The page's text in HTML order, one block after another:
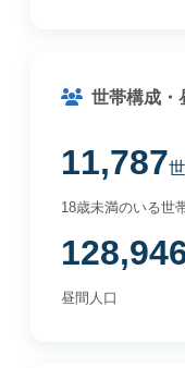
世帯構成・
11,787
18歳未満のいる世
昼間人口